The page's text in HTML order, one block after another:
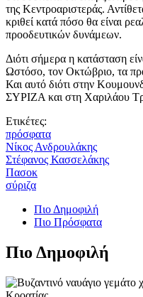
της Κεντροαριστεράς.
κριθεί κατά πόσο θα είναι
προοδευτικών δυνάμεων.
Διότι σήμερα η κατάσταση
Ωστόσο, τον Οκτώβριο, τα
Και αυτό διότι στην
ΣΥΡΙΖΑ και στη Χαριλάου
Ετικέτες:
πρόσφατα
Νίκος Ανδρουλάκης
Στέφανος Κασσελάκης
Πασοκ
σύριζα
Πιο Δημοφιλή
Πιο Πρόσφατα
Πιο Δημοφιλή